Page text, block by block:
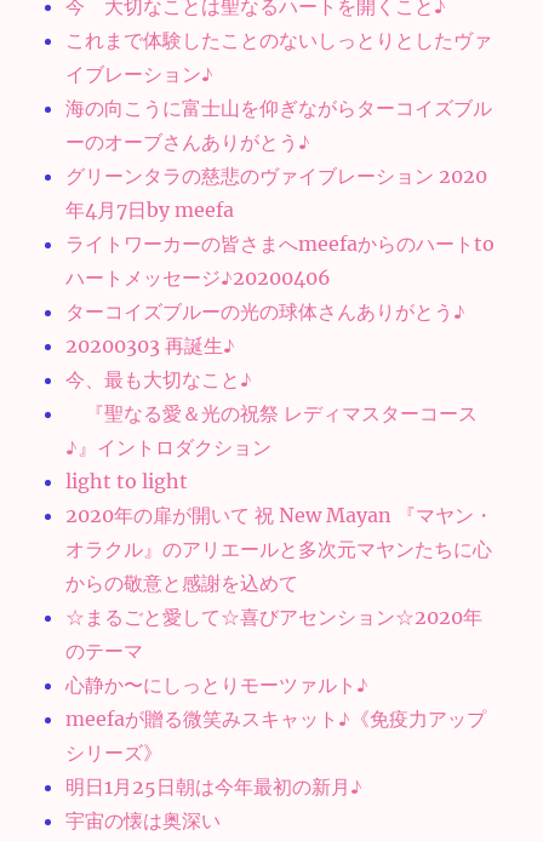
今 大切なことは聖なるハートを開くこと♪
これまで体験したことのないしっとりとしたヴァ
イブレーション♪
海の向こうに富士山を仰ぎながらターコイズブル
ーのオーブさんありがとう♪
グリーンタラの慈悲のヴァイブレーション 2020
年4月7日by meefa
ライトワーカーの皆さまへmeefaからのハートto
ハートメッセージ♪20200406
ターコイズブルーの光の球体さんありがとう♪
20200303 再誕生♪
今、最も大切なこと♪
『聖なる愛＆光の祝祭 レディマスターコース
♪』イントロダクション
light to light
2020年の扉が開いて 祝 New Mayan 『マヤン・
オラクル』のアリエールと多次元マヤンたちに心
からの敬意と感謝を込めて
☆まるごと愛して☆喜びアセンション☆2020年
のテーマ
心静か〜にしっとりモーツァルト♪
meefaが贈る微笑みスキャット♪《免疫力アップ
シリーズ》
明日1月25日朝は今年最初の新月♪
宇宙の懐は奥深い